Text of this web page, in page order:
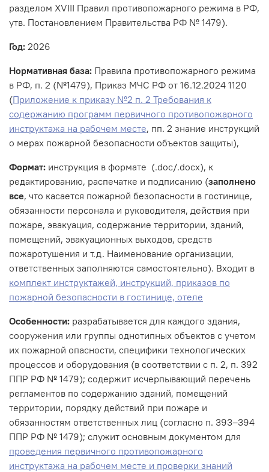
разделом XVIII Правил противопожарного режима в РФ,
утв. Постановлением Правительства РФ № 1479).
Год: 2026
Нормативная база: Правила противопожарного режима
в РФ, п. 2 (№1479), Приказ МЧС РФ от 16.12.2024 1120
(Приложение к приказу №2 п. 2 Требования к
содержанию программ первичного противопожарного
инструктажа на рабочем месте, пп. 2 знание инструкций
о мерах пожарной безопасности объектов защиты),
Формат: инструкция в формате (.doc/.docx), к
редактированию, распечатке и подписанию (заполнено
все, что касается пожарной безопасности в гостинице,
обязанности персонала и руководителя, действия при
пожаре, эвакуация, содержание территории, зданий,
помещений, эвакуационных выходов, средств
пожаротушения и т.д. Наименование организации,
ответственных заполняются самостоятельно). Входит в
комплект инструктажей, инструкций, приказов по
пожарной безопасности в гостинице, отеле
Особенности: разрабатывается для каждого здания,
сооружения или группы однотипных объектов с учетом
их пожарной опасности, специфики технологических
процессов и оборудования (в соответствии с п. 2, п. 392
ППР РФ № 1479); содержит исчерпывающий перечень
регламентов по содержанию зданий, помещений
территории, порядку действий при пожаре и
обязанностям ответственных лиц (согласно п. 393–394
ППР РФ № 1479); служит основным документом для
проведения первичного противопожарного
инструктажа на рабочем месте и проверки знаний